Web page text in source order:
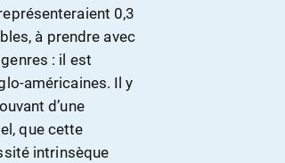
0,3
à prendre avec
: il est
américaines. Il y
d’une
que cette
intrinsèque